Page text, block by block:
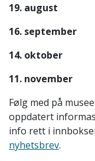
19. august
16. september
14. oktober
11. november
Følg med på
oppdatert
info rett i
nyhetsbrev.